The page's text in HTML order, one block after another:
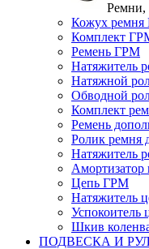
Ремни,
Кожух
Комплект
Ремень ГРМ
Натяжитель
Натяжной
Обводной
Комплект
Ремень
Ролик ремня
Натяжитель
Амортизатор
Цепь ГРМ
Натяжитель
Шкив
ПОДВЕСКА И